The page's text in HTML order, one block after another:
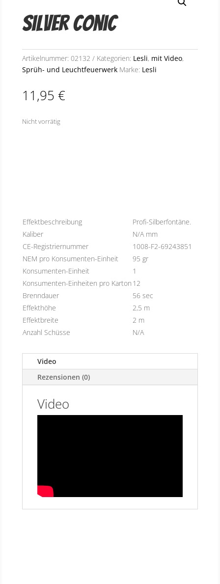
Silver Conic
Artikelnummer: 02132 Kategorien: Lesli, mit Video,
Sprüh- und Leuchtfeuerwerk Marke: Lesli
11,95 €
Nicht vorrätig
Effektbeschreibung
Profi-Silberfontäne.
Kaliber
N/A mm
CE-Registriernummer
1008-F2-69243851
NEM pro Konsumenten-Einheit
95 gr
Konsumenten-Einheit
1
Konsumenten-Einheiten pro Karton 12
Brenndauer
56 sec
Effekthöhe
2,5 m
Effektbreite
2 m
Anzahl Schüsse
N/A
Video
Rezensionen (0)
Video